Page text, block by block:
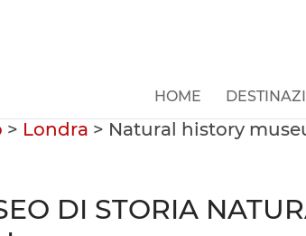
HOME
> Londra > Natural history
DI STORIA